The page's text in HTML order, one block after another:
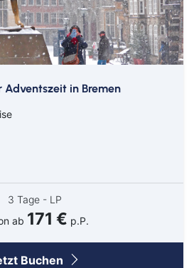
Adventszeit in Bremen
3 Tage - LP
ab 171 € p.P.
Buchen